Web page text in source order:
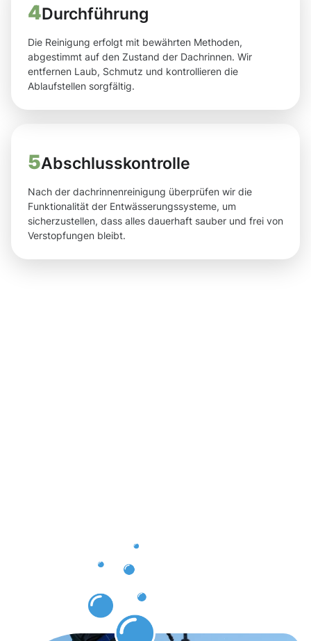
4Durchführung
Die Reinigung erfolgt mit bewährten Methoden,
abgestimmt auf den Zustand der Dachrinnen. Wir
entfernen Laub, Schmutz und kontrollieren die
Ablaufstellen sorgfältig.
5Abschlusskontrolle
Nach der dachrinnenreinigung überprüfen wir die
Funktionalität der Entwässerungssysteme, um
sicherzustellen, dass alles dauerhaft sauber und frei von
Verstopfungen bleibt.